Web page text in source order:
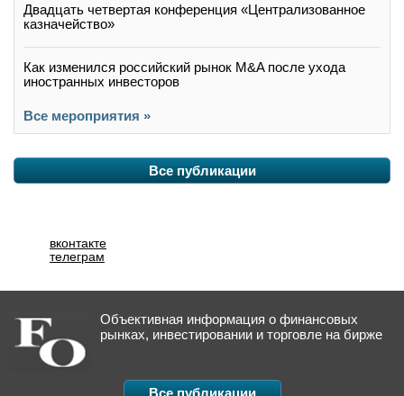
Двадцать четвертая конференция «Централизованное
казначейство»
Как изменился российский рынок M&A после ухода
иностранных инвесторов
Все мероприятия »
Все публикации
вконтакте
телеграм
Объективная информация о финансовых
рынках, инвестировании и торговле на бирже
Все публикации